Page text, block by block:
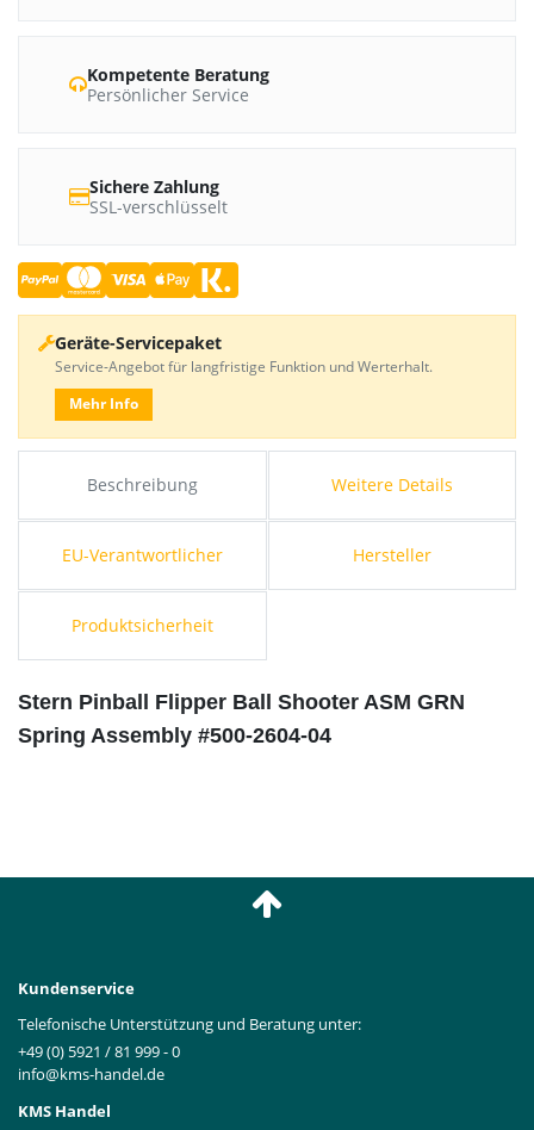
Beschreibung Weitere Details
EU-Verantwortlicher Hersteller
Produktsicherheit
Stern Pinball Flipper Ball Shooter ASM GRN
Spring Assembly #500-2604-04
Kompetente Beratung
Persönlicher Service
Sichere Zahlung
SSL-verschlüsselt
Geräte-Servicepaket
Service-Angebot für langfristige Funktion und Werterhalt.
Mehr Info
Kundenservice
Telefonische Unterstützung und Beratung unter:
+49 (0) 5921 / 81 999 - 0
info@kms-handel.de
KMS Handel